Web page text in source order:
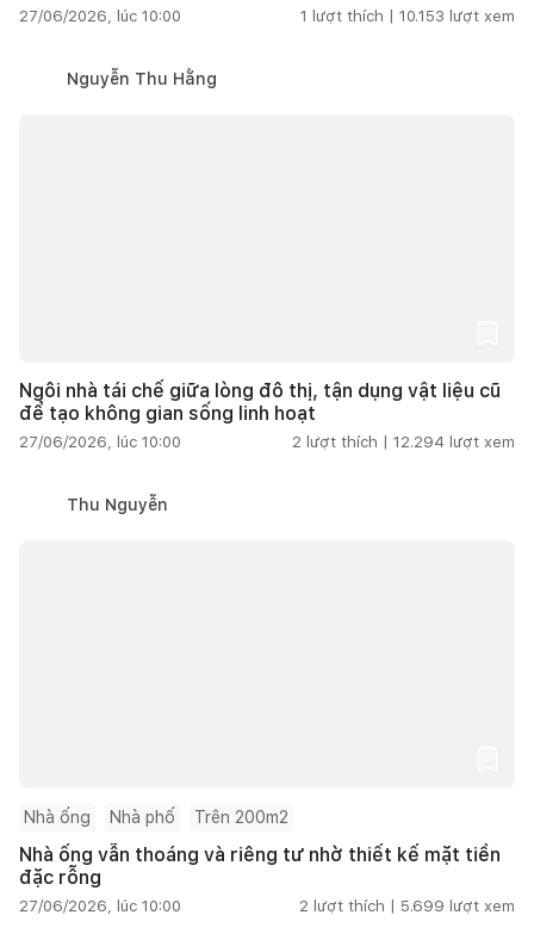
27/06/2026, lúc 10:00 1 lượt thích | 10.153 lượt xem
Nguyễn Thu Hằng
Ngôi nhà tái chế giữa lòng đô thị, tận dụng vật liệu cũ
để tạo không gian sống linh hoạt
27/06/2026, lúc 10:00 2 lượt thích | 12.294 lượt xem
Thu Nguyễn
Nhà ống Nhà phố Trên 200m2
Nhà ống vẫn thoáng và riêng tư nhờ thiết kế mặt tiền
đặc rỗng
27/06/2026, lúc 10:00 2 lượt thích | 5.699 lượt xem